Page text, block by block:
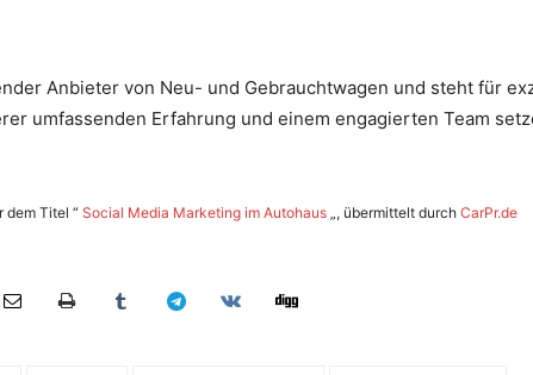
Anbieter von Neu- und Gebrauchtwagen und steht für
umfassenden Erfahrung und einem engagierten Team
dem Titel “ Social Media Marketing im Autohaus „, übermittelt durch CarPr.de